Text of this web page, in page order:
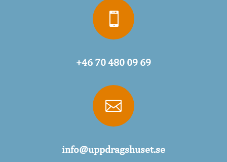

+46 70 480 09 69

info@uppdragshuset.se